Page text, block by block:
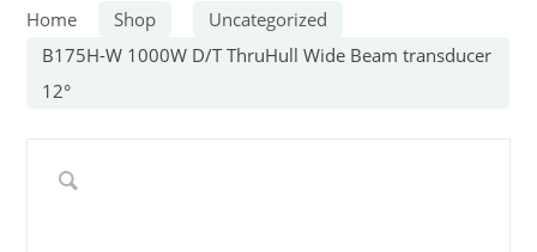
Home Shop
Uncategorized
B175H-W 1000W D/T ThruHull Wide Beam transducer
12°